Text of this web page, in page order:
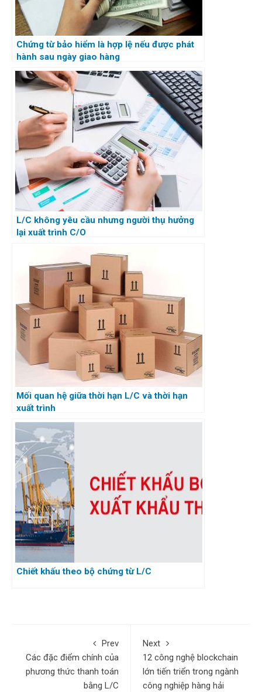
Chứng từ bảo hiểm là hợp lệ nếu được phát
hành sau ngày giao hàng
L/C không yêu cầu nhưng người thụ hưởng
lại xuất trình C/O
Mối quan hệ giữa thời hạn L/C và thời hạn
xuất trình
Chiết khấu theo bộ chứng từ L/C
Prev
Các đặc điểm chính của
phương thức thanh toán
bằng L/C
Next
12 công nghệ blockchain
lớn tiến triển trong ngành
công nghiệp hàng hải